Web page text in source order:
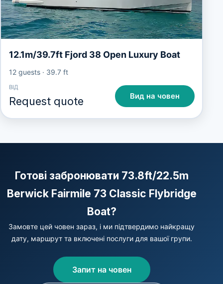
12.1m/39.7ft Fjord 38 Open Luxury Boat
12 guests· 39.7 ft
ВІД
Request quote Вид на човен
Готові забронювати 73.8ft/22.5m
Berwick Fairmile 73 Classic Flybridge
Boat?
Замовте цей човен зараз, і ми підтвердимо найкращу
дату, маршрут та включені послуги для вашої групи.
Запит на човен